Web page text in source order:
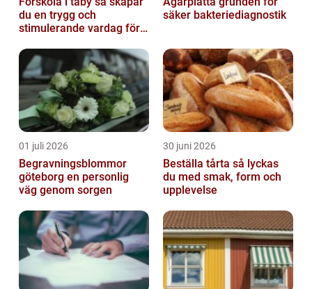
du en trygg och
stimulerande vardag för
säker bakteriediagnostik
01 juli 2026
Begravningsblommor
göteborg en personlig
väg genom sorgen
30 juni 2026
Beställa tårta så lyckas
du med smak, form och
upplevelse